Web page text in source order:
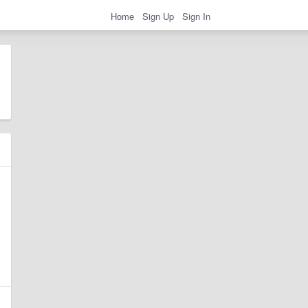
Home Sign Up Sign In